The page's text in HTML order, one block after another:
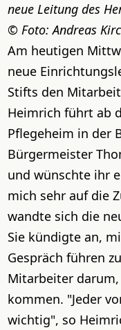
neue Leitung des
Foto: Andreas
Am heutigen
neue
Stifts den
Heimrich führt ab
Pflegeheim in der
Bürgermeister
und wünschte ihr
mich sehr auf die
wandte sich die
Sie kündigte an,
Gespräch führen
Mitarbeiter
kommen. "Jeder
wichtig", so